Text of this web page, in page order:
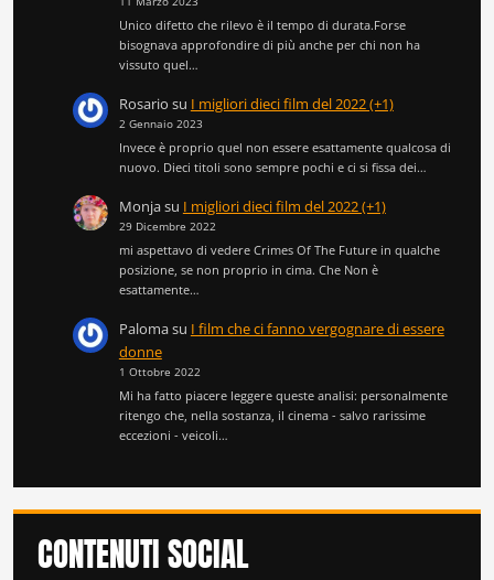
Unico difetto che rilevo è il tempo di durata.Forse
bisognava approfondire di più anche per chi non ha
vissuto quel…
Rosario su I migliori dieci film del 2022 (+1)
2 Gennaio 2023
Invece è proprio quel non essere esattamente qualcosa di
nuovo. Dieci titoli sono sempre pochi e ci si fissa dei…
Monjasu I migliori dieci film del 2022 (+1)
29 Dicembre 2022
mi aspettavo di vedere Crimes Of The Future in qualche
posizione, se non proprio in cima. Che Non è
esattamente…
Palomasu I film che ci fanno vergognare di essere
donne
1 Ottobre 2022
Mi ha fatto piacere leggere queste analisi: personalmente
ritengo che, nella sostanza, il cinema - salvo rarissime
eccezioni - veicoli…
CONTENUTI SOCIAL